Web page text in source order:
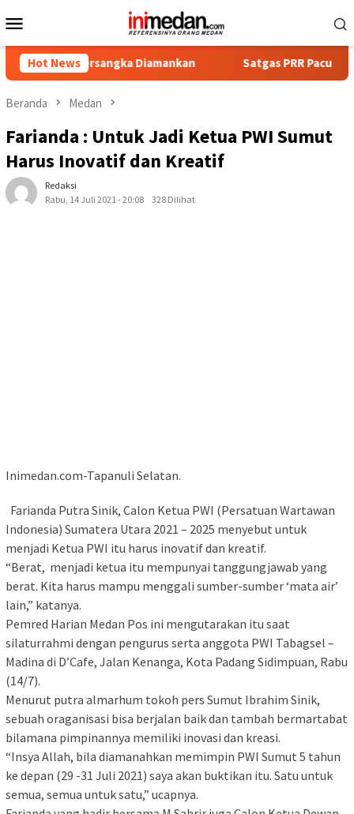
ke
Mobile
Hot NewsDiamankan Satgas PRR Pacu Realisasi
Beranda Medan
Farianda : Untuk Jadi Ketua PWI Sumut
Harus Inovatif dan Kreatif
Redaksi
Rabu, 14 Juli 2021 - 20:08
328 Dilihat
Inimedan.com-Tapanuli Selatan.
Farianda Putra Sinik, Calon Ketua PWI (Persatuan Wartawan
Indonesia) Sumatera Utara 2021 – 2025 menyebut untuk
menjadi Ketua PWI itu harus inovatif dan kreatif.
“Berat, menjadi ketua itu mempunyai tanggungjawab yang
berat. Kita harus mampu menggali sumber-sumber ‘mata air’
lain,” katanya.
Pemred Harian Medan Pos ini mengutarakan itu saat
silaturrahmi dengan pengurus serta anggota PWI Tabagsel –
Madina di D’Cafe, Jalan Kenanga, Kota Padang Sidimpuan, Rabu
(14/7).
Menurut putra almarhum tokoh pers Sumut Ibrahim Sinik,
sebuah oraganisasi bisa berjalan baik dan tambah bermartabat
bilamana pimpinannya memiliki inovasi dan kreasi.
“Insya Allah, bila diamanahkan memimpin PWI Sumut 5 tahun
ke depan (29 -31 Juli 2021) saya akan buktikan itu. Satu untuk
semua, semua untuk satu,” ucapnya.